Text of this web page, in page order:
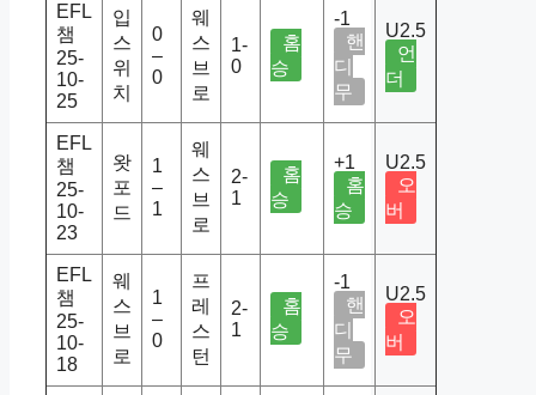
EFL
챔
25-
10-
25
입
스
위
치
0
–
0
웨
스
브
로
1-
0
홈
승
-1
핸
디
무
U2.5
언
더
EFL
챔
25-
10-
23
왓
포
드
1
–
1
웨
스
브
로
2-
1
홈
승
+1
홈
승
U2.5
오
버
EFL
챔
25-
10-
18
웨
스
브
로
1
–
0
프
레
스
턴
2-
1
홈
승
-1
핸
디
무
U2.5
오
버